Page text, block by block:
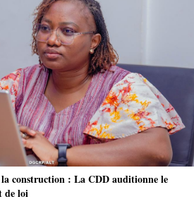
la construction : La CDD auditionne le
de loi